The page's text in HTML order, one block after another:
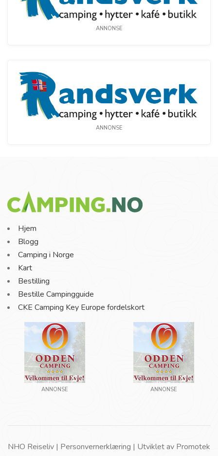
ANNONSE
ANNONSE
Hjem
Blogg
Camping i Norge
Kart
Bestilling
Bestille Campingguide
CKE Camping Key Europe fordelskort
ANNONSE ANNONSE
NHO Reiseliv | Personvernerklæring | Utviklet av Promotek